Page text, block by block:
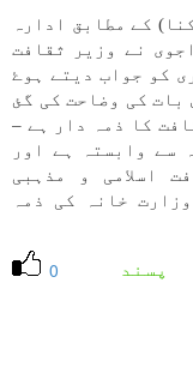
كے مطابق ادارہ
نے وزير ثقافت
كو جواب ديتے ہوۓ
كی شق نمبر ۲۱میں اس بات كی وضاحت كی گئ
كا ذمہ دار ہے –
سے وابستہ ہے اور
اسلامی و مذہبی
خانہ كی ذمہ
0 پسند